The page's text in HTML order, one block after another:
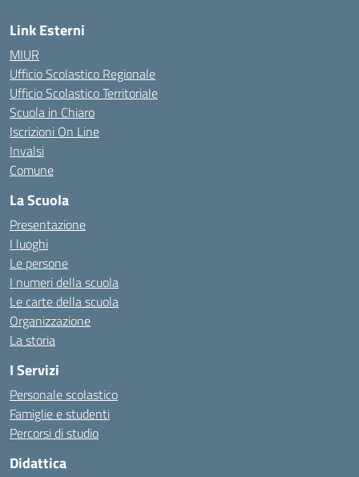
Link Esterni
MIUR
Ufficio Scolastico Regionale
Ufficio Scolastico Territoriale
Scuola in Chiaro
Iscrizioni On Line
Invalsi
Comune
La Scuola
Presentazione
I luoghi
Le persone
I numeri della scuola
Le carte della scuola
Organizzazione
La storia
I Servizi
Personale scolastico
Famiglie e studenti
Percorsi di studio
Didattica